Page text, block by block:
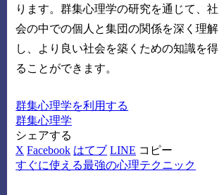
ります。群集心理学の研究を通じて、社
会の中での個人と集団の関係を深く理解
し、より良い社会を築くための知識を得
ることができます。
群集心理学を利用する
群集心理学
シェアする
X Facebook はてブ LINE コピー
すぐに使える最強の心理テクニック